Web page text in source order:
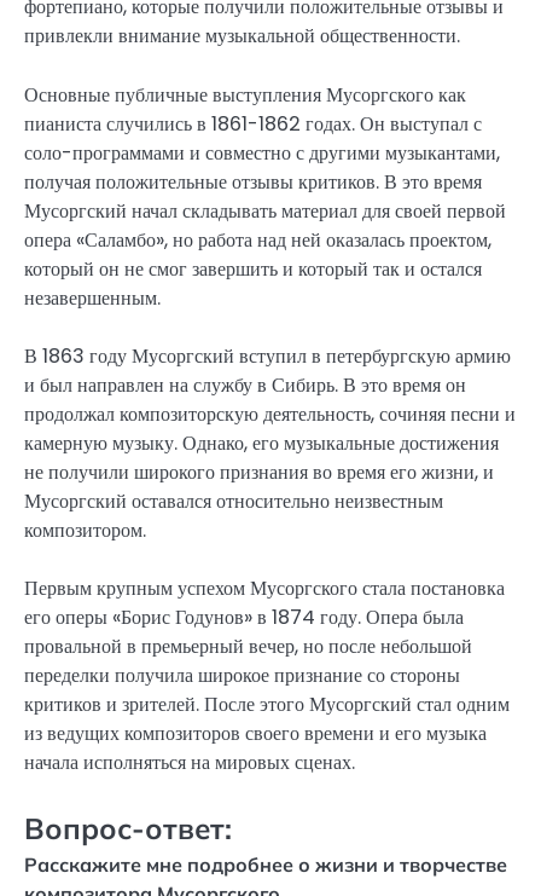
фортепиано, которые получили положительные отзывы и
привлекли внимание музыкальной общественности.
Основные публичные выступления Мусоргского как
пианиста случились в 1861-1862 годах. Он выступал с
соло-программами и совместно с другими музыкантами,
получая положительные отзывы критиков. В это время
Мусоргский начал складывать материал для своей первой
опера «Саламбо», но работа над ней оказалась проектом,
который он не смог завершить и который так и остался
незавершенным.
В 1863 году Мусоргский вступил в петербургскую армию
и был направлен на службу в Сибирь. В это время он
продолжал композиторскую деятельность, сочиняя песни и
камерную музыку. Однако, его музыкальные достижения
не получили широкого признания во время его жизни, и
Мусоргский оставался относительно неизвестным
композитором.
Первым крупным успехом Мусоргского стала постановка
его оперы «Борис Годунов» в 1874 году. Опера была
провальной в премьерный вечер, но после небольшой
переделки получила широкое признание со стороны
критиков и зрителей. После этого Мусоргский стал одним
из ведущих композиторов своего времени и его музыка
начала исполняться на мировых сценах.
Вопрос-ответ:
Расскажите мне подробнее о жизни и творчестве